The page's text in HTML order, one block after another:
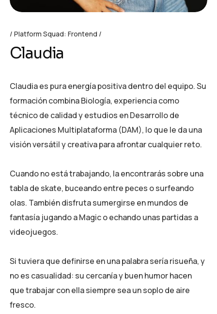
Platform Squad: Frontend
Claudia
Claudia es pura energía positiva dentro del equipo. Su
formación combina Biología, experiencia como
técnico de calidad y estudios en Desarrollo de
Aplicaciones Multiplataforma (DAM), lo que le da una
visión versátil y creativa para afrontar cualquier reto.
Cuando no está trabajando, la encontrarás sobre una
tabla de skate, buceando entre peces o surfeando
olas. También disfruta sumergirse en mundos de
fantasía jugando a Magic o echando unas partidas a
videojuegos.
Si tuviera que definirse en una palabra sería risueña, y
no es casualidad: su cercanía y buen humor hacen
que trabajar con ella siempre sea un soplo de aire
fresco.